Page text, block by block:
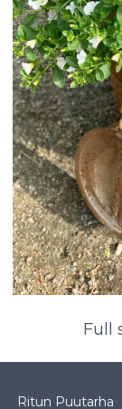
Full
Ritun Puutarha